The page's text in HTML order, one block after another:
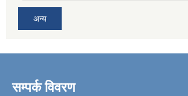
अन्य
सम्पर्क विवरण